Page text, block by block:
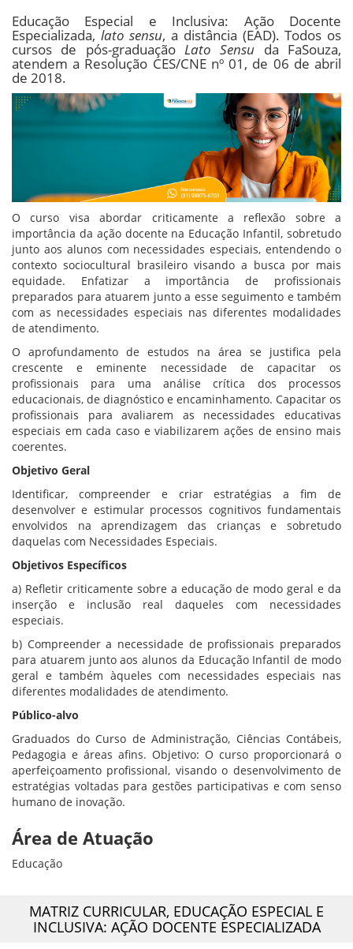
Educação Especial e Inclusiva: Ação Docente
Especializada,lato sensu, a distância (EAD). Todos os
cursos de pós-graduação Lato Sensu da FaSouza,
atendem a Resolução CES/CNE nº 01, de 06 de abril
de 2018.
O curso visa abordar criticamente a reflexão sobre a
importância da ação docente na Educação Infantil, sobretudo
junto aos alunos com necessidades especiais, entendendo o
contexto sociocultural brasileiro visando a busca por mais
equidade. Enfatizar a importância de profissionais
preparados para atuarem junto a esse seguimento e também
com as necessidades especiais nas diferentes modalidades
de atendimento.
O aprofundamento de estudos na área se justifica pela
crescente e eminente necessidade de capacitar os
profissionais para uma análise crítica dos processos
educacionais, de diagnóstico e encaminhamento. Capacitar os
profissionais para avaliarem as necessidades educativas
especiais em cada caso e viabilizarem ações de ensino mais
coerentes.
Objetivo Geral
Identificar, compreender e criar estratégias a fim de
desenvolver e estimular processos cognitivos fundamentais
envolvidos na aprendizagem das crianças e sobretudo
daquelas com Necessidades Especiais.
Objetivos Específicos
a) Refletir criticamente sobre a educação de modo geral e da
inserção e inclusão real daqueles com necessidades
especiais.
b) Compreender a necessidade de profissionais preparados
para atuarem junto aos alunos da Educação Infantil de modo
geral e também àqueles com necessidades especiais nas
diferentes modalidades de atendimento.
Público-alvo
Graduados do Curso de Administração, Ciências Contábeis,
Pedagogia e áreas afins. Objetivo: O curso proporcionará o
aperfeiçoamento profissional, visando o desenvolvimento de
estratégias voltadas para gestões participativas e com senso
humano de inovação.
Área de Atuação
Educação
MATRIZ CURRICULAR, EDUCAÇÃO ESPECIAL E
INCLUSIVA: AÇÃO DOCENTE ESPECIALIZADA